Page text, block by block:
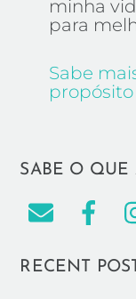
minha
para
Sabe
SABE O QUE
RECENT